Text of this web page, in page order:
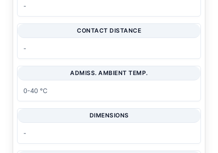
-
CONTACT DISTANCE
-
ADMISS. AMBIENT TEMP.
0-40 °C
DIMENSIONS
-